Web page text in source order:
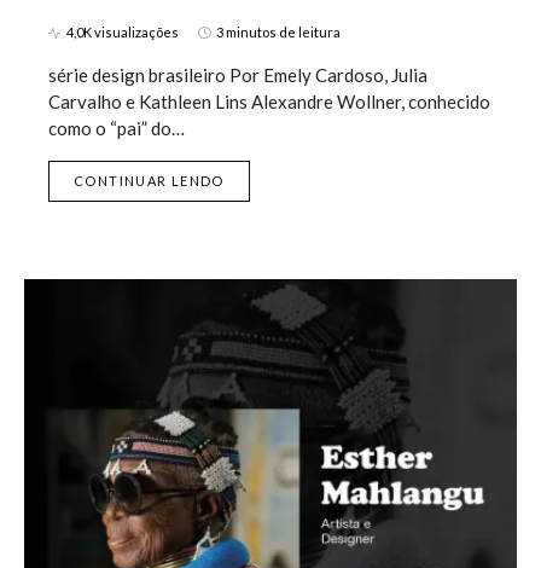
4,0K visualizações 3 minutos de leitura
série design brasileiro Por Emely Cardoso, Julia
Carvalho e Kathleen Lins Alexandre Wollner, conhecido
como o “pai” do…
CONTINUAR LENDO